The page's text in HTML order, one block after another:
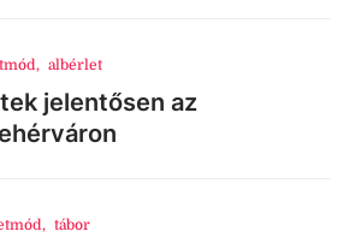
, albérlet
jelentősen az
, tábor